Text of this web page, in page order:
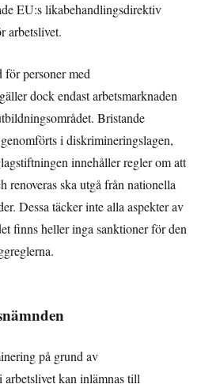
EU:s likabehandlingsdirektiv
arbetslivet.
personer med
dock endast arbetsmarknaden
Bristande
i diskrimineringslagen,
innehåller regler om att
renoveras ska utgå från nationella
Dessa täcker inte alla aspekter av
finns heller inga sanktioner för den
på grund av
kan inlämnas till